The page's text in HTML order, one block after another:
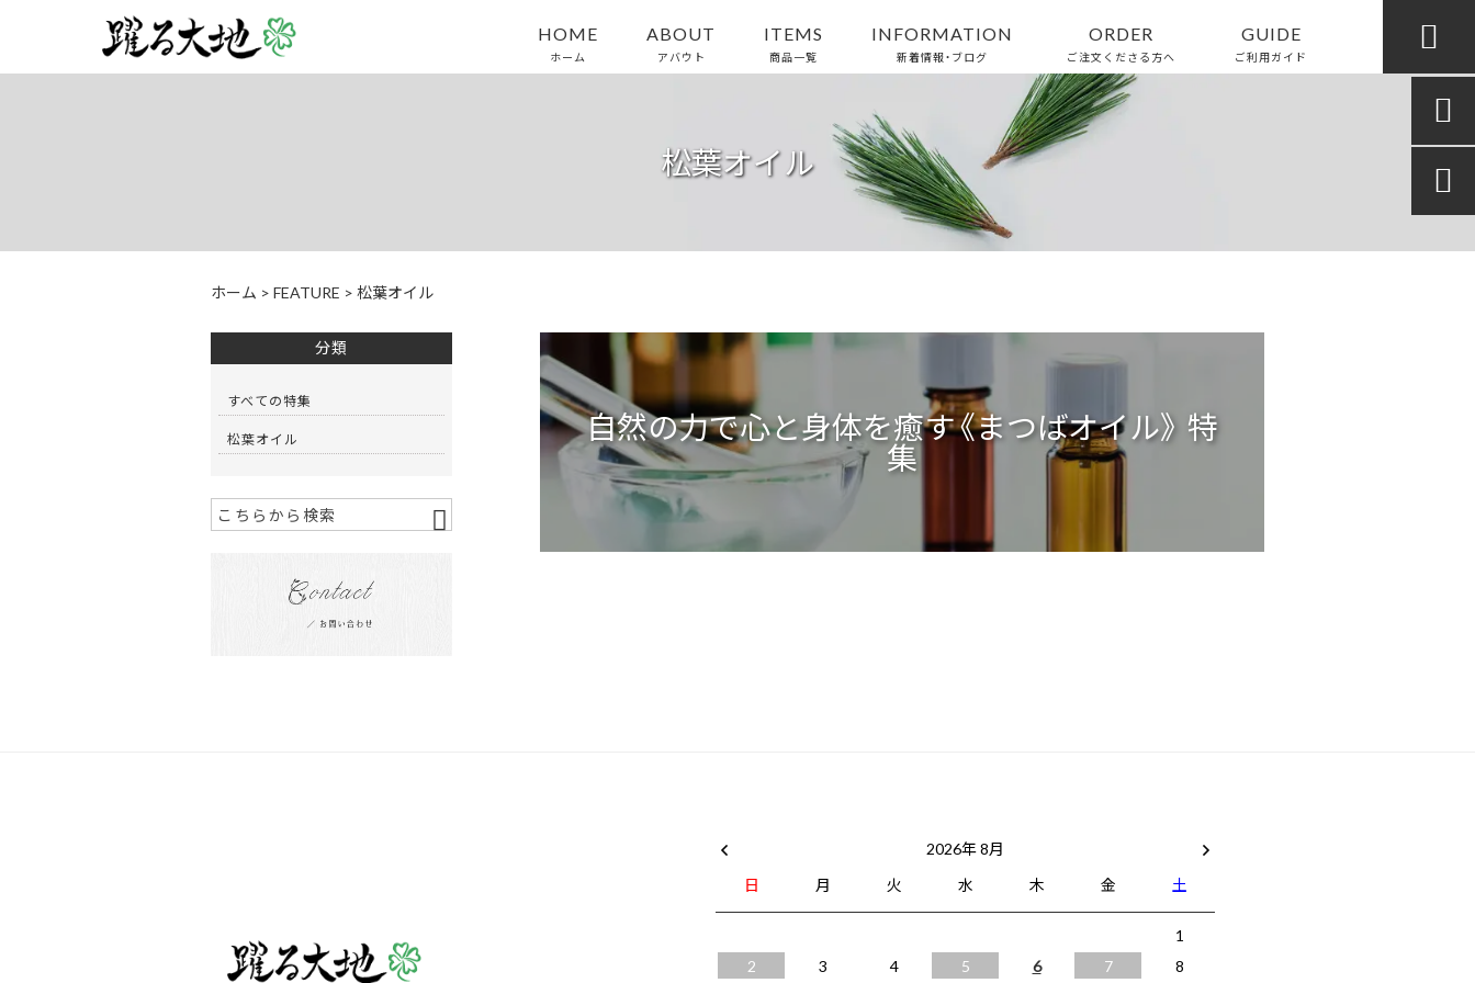
HOME
ホーム
ABOUT
アバウト
ITEMS
商品一覧
INFORMATION
新着情報・ブログ
ORDER
ご注文くださる方へ
GUIDE
ご利用ガイド

松葉オイル
ホーム > FEATURE > 松葉オイル
自然の力で心と身体を癒す《まつばオイル》 特
集
分類
すべての特集
松葉オイル
2026年 8月
日
月 火 水 木 金 土
1
2
3 4 5 6 7 8

